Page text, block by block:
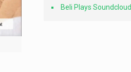
Beli Plays Soundcloud